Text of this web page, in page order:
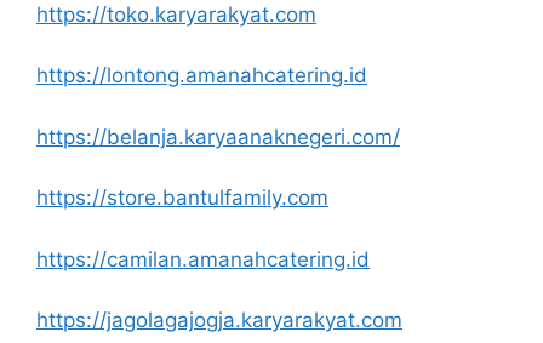
https://toko.karyarakyat.com
https://lontong.amanahcatering.id
https://belanja.karyaanaknegeri.com/
https://store.bantulfamily.com
https://camilan.amanahcatering.id
https://jagolagajogja.karyarakyat.com